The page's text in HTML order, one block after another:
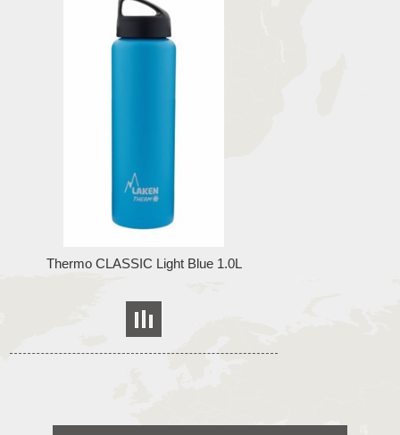
Thermo CLASSIC Light Blue 1.0L